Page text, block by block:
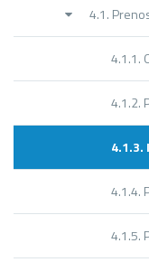
4.1.
4.1.1.
4.1.2.
4.1.3.
4.1.4.
4.1.5.